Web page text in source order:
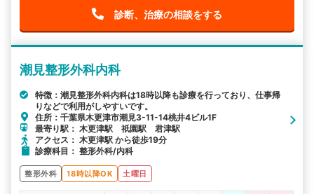
診断、治療の相談をする
潮見整形外科内科
特徴：潮見整形外科内科は18時以降も診療を行っており、仕事帰
りなどで利用がしやすいです。
住所：千葉県木更津市潮見3-11-14桃井4ビル1F
最寄り駅： 木更津駅 祇園駅 君津駅
アクセス： 木更津駅 から徒歩19分
診療科目： 整形外科/内科
整形外科 18時以降OK 土曜日